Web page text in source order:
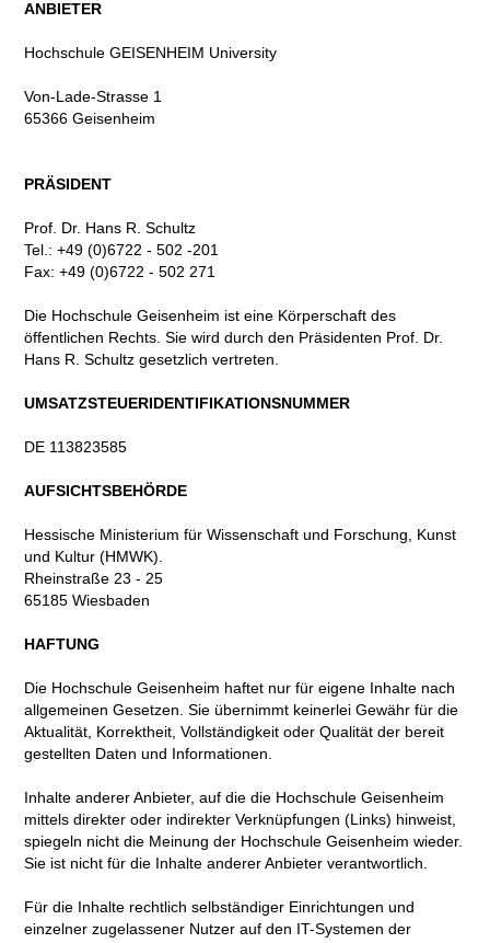
ANBIETER
Hochschule GEISENHEIM University
Von-Lade-Strasse 1
65366 Geisenheim
PRÄSIDENT
Prof. Dr. Hans R. Schultz
Tel.: +49 (0)6722 - 502 -201
Fax: +49 (0)6722 - 502 271
Die Hochschule Geisenheim ist eine Körperschaft des
öffentlichen Rechts. Sie wird durch den Präsidenten Prof. Dr.
Hans R. Schultz gesetzlich vertreten.
UMSATZSTEUERIDENTIFIKATIONSNUMMER
DE 113823585
AUFSICHTSBEHÖRDE
Hessische Ministerium für Wissenschaft und Forschung, Kunst
und Kultur (HMWK).
Rheinstraße 23 - 25
65185 Wiesbaden
HAFTUNG
Die Hochschule Geisenheim haftet nur für eigene Inhalte nach
allgemeinen Gesetzen. Sie übernimmt keinerlei Gewähr für die
Aktualität, Korrektheit, Vollständigkeit oder Qualität der bereit
gestellten Daten und Informationen.
Inhalte anderer Anbieter, auf die die Hochschule Geisenheim
mittels direkter oder indirekter Verknüpfungen (Links) hinweist,
spiegeln nicht die Meinung der Hochschule Geisenheim wieder.
Sie ist nicht für die Inhalte anderer Anbieter verantwortlich.
Für die Inhalte rechtlich selbständiger Einrichtungen und
einzelner zugelassener Nutzer auf den IT-Systemen der